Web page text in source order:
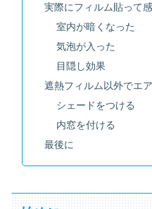
実際にフィルム貼って
室内が暗くなった
気泡が入った
目隠し効果
遮熱フィルム以外でエ
シェードをつける
内窓を付ける
最後に